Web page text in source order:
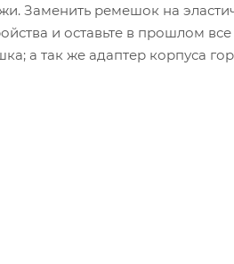
Заменить ремешок на
и оставьте в прошлом
а так же адаптер корпуса